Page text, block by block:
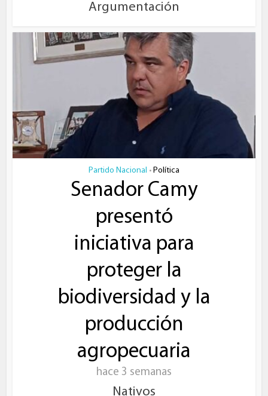
Argumentación
Partido Nacional • Política
Senador Camy
presentó
iniciativa para
proteger la
biodiversidad y la
producción
agropecuaria
hace 3 semanas
Nativos